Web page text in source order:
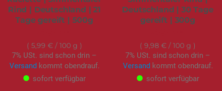
Rind | Deutschland | 21
Tage gereift | 500g
5,99 €/ 100 g
7% USt. sind schon drin –
Versand kommt obendrauf.
sofort verfügbar
Deutschland | 30 Tage
gereift | 300g
9,98 € / 100 g
7% USt. sind schon drin –
Versand kommt obendrauf.
sofort verfügbar